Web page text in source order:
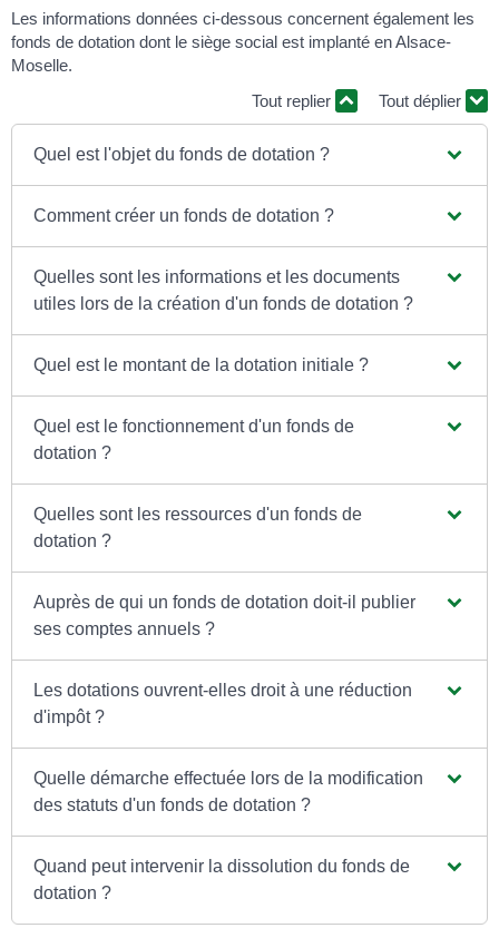
Les informations données ci-dessous concernent également les
fonds de dotation dont le siège social est implanté en Alsace-
Moselle.
Tout replier
Tout déplier
Quel est l'objet du fonds de dotation ?
Comment créer un fonds de dotation ?
Quelles sont les informations et les documents
utiles lors de la création d'un fonds de dotation ?
Quel est le montant de la dotation initiale ?
Quel est le fonctionnement d'un fonds de
dotation ?
Quelles sont les ressources d'un fonds de
dotation ?
Auprès de qui un fonds de dotation doit-il publier
ses comptes annuels ?
Les dotations ouvrent-elles droit à une réduction
d'impôt ?
Quelle démarche effectuée lors de la modification
des statuts d'un fonds de dotation ?
Quand peut intervenir la dissolution du fonds de
dotation ?